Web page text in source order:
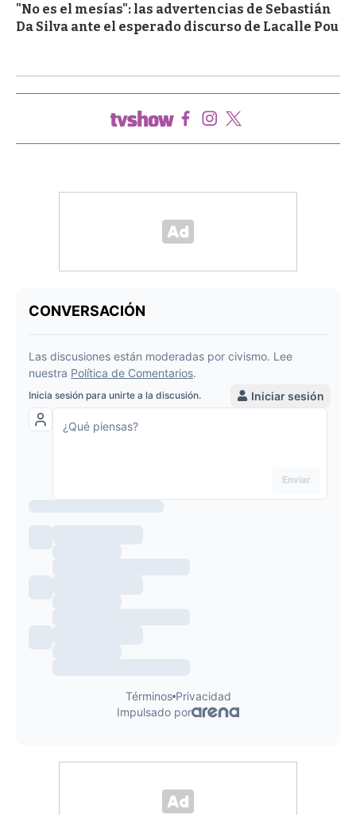
"No es el mesías": las advertencias de Sebastián
Da Silva ante el esperado discurso de Lacalle Pou